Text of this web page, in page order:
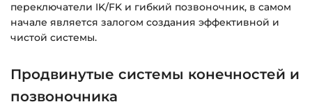
переключатели IK/FK и гибкий позвоночник, в самом
начале является залогом создания эффективной и
чистой системы.
Продвинутые системы конечностей и
позвоночника